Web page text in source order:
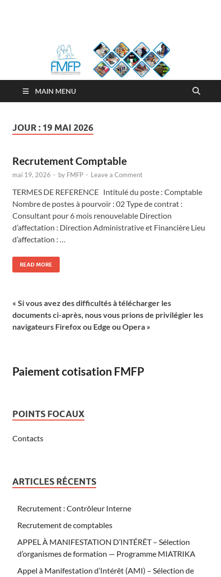
MAIN MENU
JOUR : 19 MAI 2026
Recrutement Comptable
mai 19, 2026 - by FMFP - Leave a Comment
TERMES DE REFERENCE Intitulé du poste : Comptable
Nombre de postes à pourvoir : 02 Type de contrat :
Consultant pour 6 mois renouvelable Direction
d’affectation : Direction Administrative et Financière Lieu
d’affectation : …
READ MORE
« Si vous avez des difficultés à télécharger les
documents ci-après, nous vous prions de privilégier les
navigateurs Firefox ou Edge ou Opera »
Paiement cotisation FMFP
POINTS FOCAUX
Contacts
ARTICLES RÉCENTS
Recrutement : Contrôleur Interne
Recrutement de comptables
APPEL À MANIFESTATION D’INTÉRÊT – Sélection
d’organismes de formation — Programme MIATRIKA
Appel à Manifestation d’Intérêt (AMI) – Sélection de